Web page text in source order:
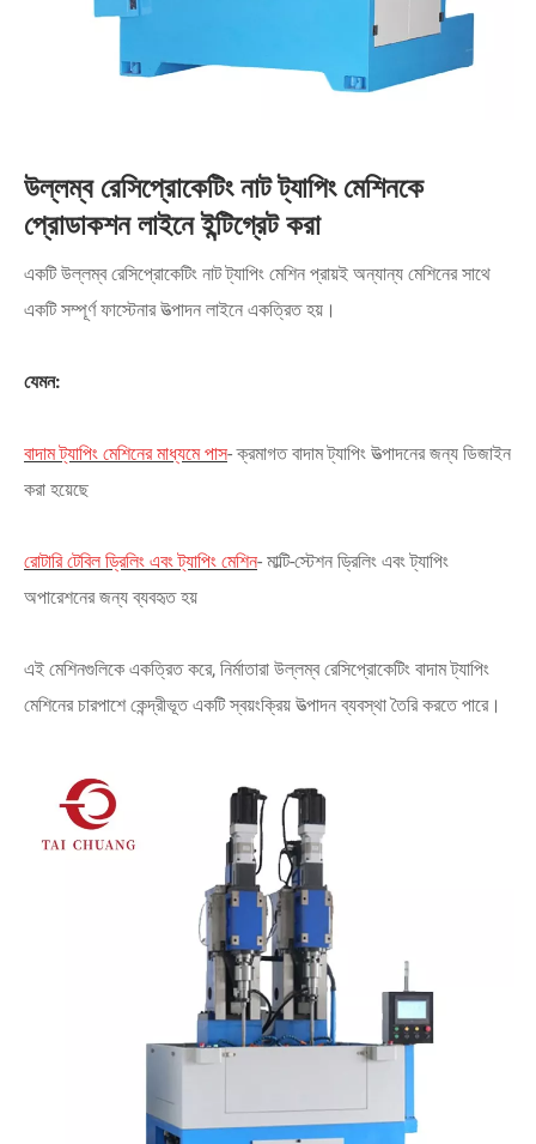
উল্লম্ব রেসিপ্রোকেটিং নাট ট্যাপিং মেশিনকে
প্রোডাকশন লাইনে ইন্টিগ্রেট করা
একটি উল্লম্ব রেসিপ্রোকেটিং নাট ট্যাপিং মেশিন প্রায়ই অন্যান্য মেশিনের সাথে
একটি সম্পূর্ণ ফাস্টেনার উত্পাদন লাইনে একত্রিত হয়।
যেমন:
বাদাম ট্যাপিং মেশিনের মাধ্যমে পাস- ক্রমাগত বাদাম ট্যাপিং উত্পাদনের জন্য ডিজাইন
করা হয়েছে
রোটারি টেবিল ড্রিলিং এবং ট্যাপিং মেশিন- মাল্টি-স্টেশন ড্রিলিং এবং ট্যাপিং
অপারেশনের জন্য ব্যবহৃত হয়
এই মেশিনগুলিকে একত্রিত করে, নির্মাতারা উল্লম্ব রেসিপ্রোকেটিং বাদাম ট্যাপিং
মেশিনের চারপাশে কেন্দ্রীভূত একটি স্বয়ংক্রিয় উত্পাদন ব্যবস্থা তৈরি করতে পারে।